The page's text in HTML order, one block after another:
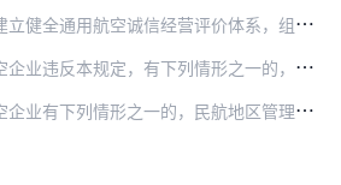
评价体系，组织开展诚信经营评价。对诚信评价记录好的通用航空企业，可以依法减少检查频次或者豁免检查；对诚信评价记录差的通用航空企业，…
本规定，有下列情形之一的，依法记入民航行业严重失信行为信用记录：
列情形之一的，民航地区管理局应当依法办理经营许可证的注销手续：